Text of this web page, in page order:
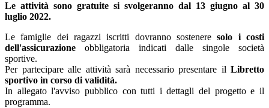
Le attività sono gratuite si svolgeranno dal 13 giugno al 30
luglio 2022.
Le famiglie dei ragazzi iscritti dovranno sostenere solo i costi
dell'assicurazione
obbligatoria indicati dalle singole società
sportive.
Per partecipare alle attività sarà necessario presentare il Libretto
sportivo in corso di validità.
In allegato l'avviso pubblico con tutti i dettagli del progetto e il
programma.